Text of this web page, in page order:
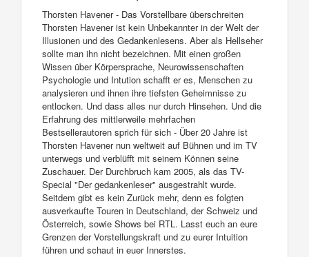
Thorsten Havener - Das Vorstellbare überschreiten
Thorsten Havener ist kein Unbekannter in der Welt der
Illusionen und des Gedankenlesens. Aber als Hellseher
sollte man ihn nicht bezeichnen. Mit einen großen
Wissen über Körpersprache, Neurowissenschaften
Psychologie und Intution schafft er es, Menschen zu
analysieren und ihnen ihre tiefsten Geheimnisse zu
entlocken. Und dass alles nur durch Hinsehen. Und die
Erfahrung des mittlerweile mehrfachen
Bestsellerautoren sprich für sich - Über 20 Jahre ist
Thorsten Havener nun weltweit auf Bühnen und im TV
unterwegs und verblüfft mit seinem Können seine
Zuschauer. Der Durchbruch kam 2005, als das TV-
Special "Der gedankenleser" ausgestrahlt wurde.
Seitdem gibt es kein Zurück mehr, denn es folgten
ausverkaufte Touren in Deutschland, der Schweiz und
Österreich, sowie Shows bei RTL. Lasst euch an eure
Grenzen der Vorstellungskraft und zu eurer Intuition
führen und schaut in euer Innerstes.